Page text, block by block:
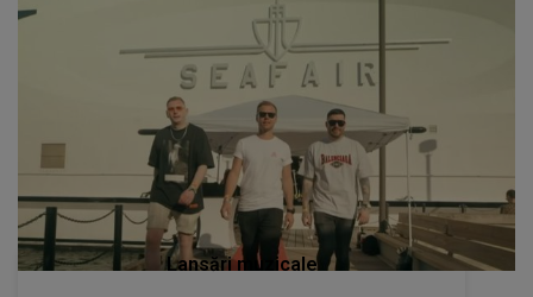
Lansări muzicale